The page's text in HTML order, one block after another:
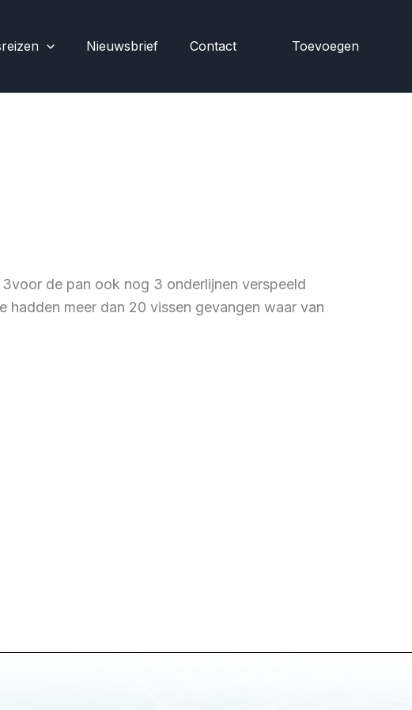
Nieuwsbrief Contact Toevoegen
de pan ook nog 3 onderlijnen verspeeld
meer dan 20 vissen gevangen waar van